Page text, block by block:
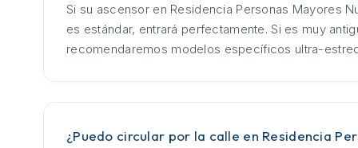
Si su ascensor en Residencia Personas Mayores
es estándar, entrará perfectamente. Si es muy
recomendaremos modelos específicos ultra-
¿Puedo circular por la calle en Residencia